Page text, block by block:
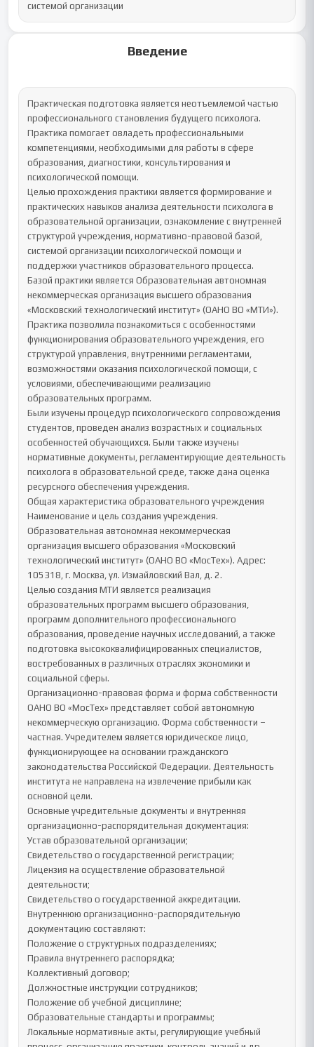
системой организации
Введение
Практическая подготовка является неотъемлемой частью
профессионального становления будущего психолога.
Практика помогает овладеть профессиональными
компетенциями, необходимыми для работы в сфере
образования, диагностики, консультирования и
психологической помощи.
Целью прохождения практики является формирование и
практических навыков анализа деятельности психолога в
образовательной организации, ознакомление с внутренней
структурой учреждения, нормативно-правовой базой,
системой организации психологической помощи и
поддержки участников образовательного процесса.
Базой практики является Образовательная автономная
некоммерческая организация высшего образования
«Московский технологический институт» (ОАНО ВО «МТИ»).
Практика позволила познакомиться с особенностями
функционирования образовательного учреждения, его
структурой управления, внутренними регламентами,
возможностями оказания психологической помощи, с
условиями, обеспечивающими реализацию
образовательных программ.
Были изучены процедур психологического сопровождения
студентов, проведен анализ возрастных и социальных
особенностей обучающихся. Были также изучены
нормативные документы, регламентирующие деятельность
психолога в образовательной среде, также дана оценка
ресурсного обеспечения учреждения.
Общая характеристика образовательного учреждения
Наименование и цель создания учреждения.
Образовательная автономная некоммерческая
организация высшего образования «Московский
технологический институт» (ОАНО ВО «МосТех»). Адрес:
105318, г. Москва, ул. Измайловский Вал, д. 2.
Целью создания МТИ является реализация
образовательных программ высшего образования,
программ дополнительного профессионального
образования, проведение научных исследований, а также
подготовка высококвалифицированных специалистов,
востребованных в различных отраслях экономики и
социальной сферы.
Организационно-правовая форма и форма собственности
ОАНО ВО «МосТех» представляет собой автономную
некоммерческую организацию. Форма собственности –
частная. Учредителем является юридическое лицо,
функционирующее на основании гражданского
законодательства Российской Федерации. Деятельность
института не направлена на извлечение прибыли как
основной цели.
Основные учредительные документы и внутренняя
организационно-распорядительная документация:
Устав образовательной организации;
Свидетельство о государственной регистрации;
Лицензия на осуществление образовательной
деятельности;
Свидетельство о государственной аккредитации.
Внутреннюю организационно-распорядительную
документацию составляют:
Положение о структурных подразделениях;
Правила внутреннего распорядка;
Коллективный договор;
Должностные инструкции сотрудников;
Положение об учебной дисциплине;
Образовательные стандарты и программы;
Локальные нормативные акты, регулирующие учебный